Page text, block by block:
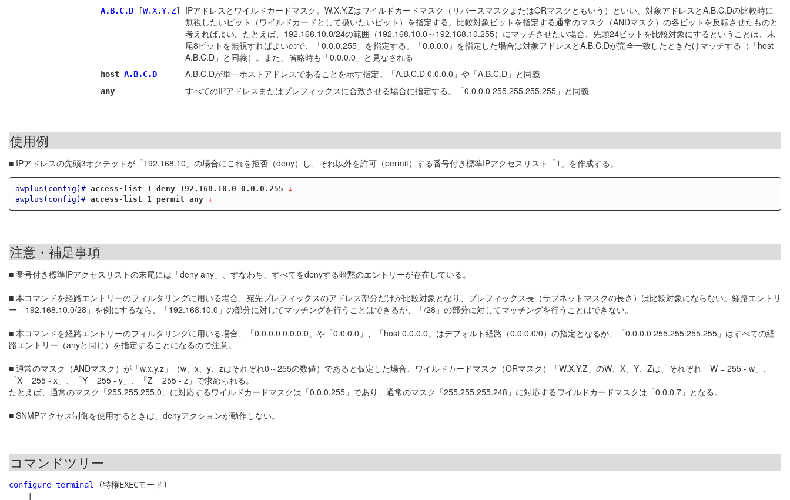
A.B.C.D [W.X.Y.Z]
IPアドレスとワイルドカードマスク。W.X.Y.Zはワイルドカードマスク（リバースマスクまたはORマスクともいう）といい、対象アドレスとA.B.C.Dの比較時に
無視したいビット（ワイルドカードとして扱いたいビット）を指定する。比較対象ビットを指定する通常のマスク（ANDマスク）の各ビットを反転させたものと
考えればよい。たとえば、192.168.10.0/24の範囲（192.168.10.0～192.168.10.255）にマッチさせたい場合、先頭24ビットを比較対象にするということは、末
尾8ビットを無視すればよいので、「0.0.0.255」を指定する。「0.0.0.0」を指定した場合は対象アドレスとA.B.C.Dが完全一致したときだけマッチする（「host
A.B.C.D」と同義）。また、省略時も「0.0.0.0」と見なされる
host A.B.C.D A.B.C.Dが単一ホストアドレスであることを示す指定。「A.B.C.D 0.0.0.0」や「A.B.C.D」と同義
any すべてのIPアドレスまたはプレフィックスに合致させる場合に指定する。「0.0.0.0 255.255.255.255」と同義
使用例
■ IPアドレスの先頭3オクテットが「192.168.10」の場合にこれを拒否（deny）し、それ以外を許可（permit）する番号付き標準IPアクセスリスト「1」を作成する。
awplus(config)# access-list 1 deny 192.168.10.0 0.0.0.255 ↓
awplus(config)# access-list 1 permit any ↓
注意・補足事項
■ 番号付き標準IPアクセスリストの末尾には「deny any」、すなわち、すべてをdenyする暗黙のエントリーが存在している。
■ 本コマンドを経路エントリーのフィルタリングに用いる場合、宛先プレフィックスのアドレス部分だけが比較対象となり、プレフィックス長（サブネットマスクの長さ）は比較対象にならない。経路エントリ
ー「192.168.10.0/28」を例にするなら、「192.168.10.0」の部分に対してマッチングを行うことはできるが、「/28」の部分に対してマッチングを行うことはできない。
■ 本コマンドを経路エントリーのフィルタリングに用いる場合、「0.0.0.0 0.0.0.0」や「0.0.0.0」、「host 0.0.0.0」はデフォルト経路（0.0.0.0/0）の指定となるが、「0.0.0.0 255.255.255.255」はすべての経
路エントリー（anyと同じ）を指定することになるので注意。
■ 通常のマスク（ANDマスク）が「w.x.y.z」（w、x、y、zはそれぞれ0～255の数値）であると仮定した場合、ワイルドカードマスク（ORマスク）「W.X.Y.Z」のW、X、Y、Zは、それぞれ「W = 255 - w」、
「X = 255 - x」、「Y = 255 - y」、「Z = 255 - z」で求められる。
たとえば、通常のマスク「255.255.255.0」に対応するワイルドカードマスクは「0.0.0.255」であり、通常のマスク「255.255.255.248」に対応するワイルドカードマスクは「0.0.0.7」となる。
■ SNMPアクセス制御を使用するときは、denyアクションが動作しない。
コマンドツリー
configure terminal
(特権EXECモード)